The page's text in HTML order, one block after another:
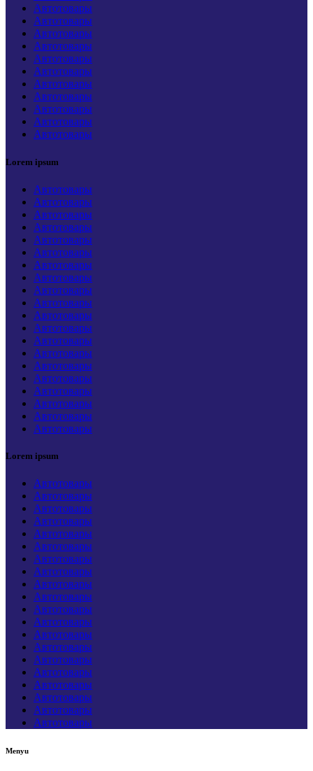
Автотовары
Автотовары
Автотовары
Автотовары
Автотовары
Автотовары
Автотовары
Автотовары
Автотовары
Автотовары
Автотовары
Lorem ipsum
Автотовары
Автотовары
Автотовары
Автотовары
Автотовары
Автотовары
Автотовары
Автотовары
Автотовары
Автотовары
Автотовары
Автотовары
Автотовары
Автотовары
Автотовары
Автотовары
Автотовары
Автотовары
Автотовары
Автотовары
Lorem ipsum
Автотовары
Автотовары
Автотовары
Автотовары
Автотовары
Автотовары
Автотовары
Автотовары
Автотовары
Автотовары
Автотовары
Автотовары
Автотовары
Автотовары
Автотовары
Автотовары
Автотовары
Автотовары
Автотовары
Автотовары
Menyu